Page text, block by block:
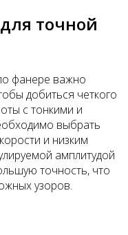
точной
фанере важно
добиться четкого
с тонкими и
выбрать
и низким
амплитудой
точность, что
узоров.